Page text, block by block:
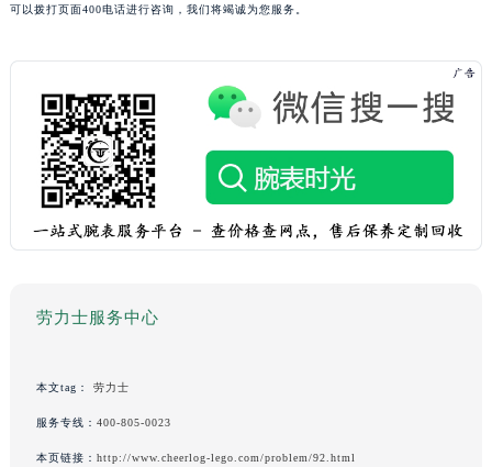
可以拨打页面400电话进行咨询，我们将竭诚为您服务。
劳力士服务中心
本文tag： 劳力士
服务专线： 400-805-0023
本页链接： http://www.cheerlog-lego.com/problem/92.html